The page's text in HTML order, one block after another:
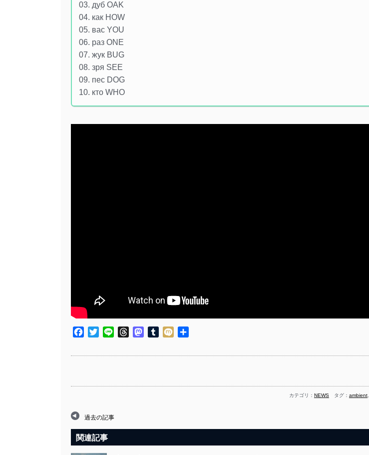
03. дуб OAK
04. как HOW
05. вас YOU
06. раз ONE
07. жук BUG
08. зря SEE
09. пес DOG
10. кто WHO
Facebook
TwitterLine ThreadsMastodon
TumblrMixi
カテゴリ： NEWS タグ： ambient,
過去の記事
関連記事